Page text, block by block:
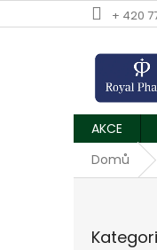
na
+ 420
AKCE
Domů
kategorie